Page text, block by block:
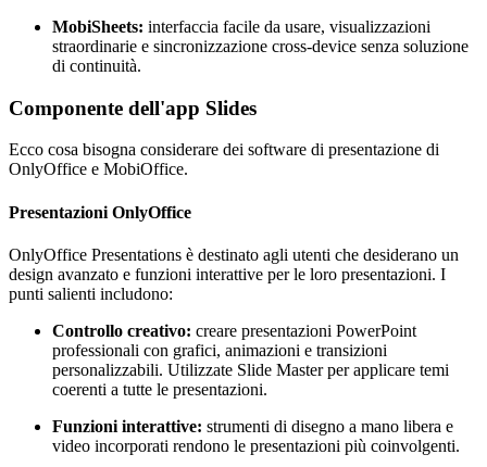
MobiSheets: interfaccia facile da usare, visualizzazioni
straordinarie e sincronizzazione cross-device senza soluzione
di continuità.
Componente dell'app Slides
Ecco cosa bisogna considerare dei software di presentazione di
OnlyOffice e MobiOffice.
Presentazioni OnlyOffice
OnlyOffice Presentations è destinato agli utenti che desiderano un
design avanzato e funzioni interattive per le loro presentazioni. I
punti salienti includono:
Controllo creativo: creare presentazioni PowerPoint
professionali con grafici, animazioni e transizioni
personalizzabili. Utilizzate Slide Master per applicare temi
coerenti a tutte le presentazioni.
Funzioni interattive: strumenti di disegno a mano libera e
video incorporati rendono le presentazioni più coinvolgenti.